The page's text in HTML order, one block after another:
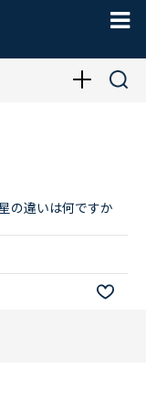
の違いは何ですか